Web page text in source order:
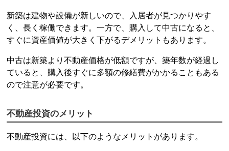
新築は建物や設備が新しいので、入居者が見つかりやす
く、長く稼働できます。一方で、購入して中古になると、
すぐに資産価値が大きく下がるデメリットもあります。
中古は新築より不動産価格が低額ですが、築年数が経過し
ていると、購入後すぐに多額の修繕費がかかることもある
ので注意が必要です。
不動産投資のメリット
不動産投資には、以下のようなメリットがあります。